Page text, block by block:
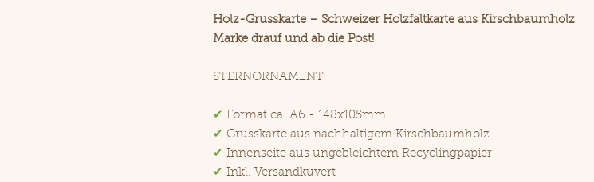
Holz-Grusskarte – Schweizer Holzfaltkarte aus Kirschbaumholz
Marke drauf und ab die Post!
STERNORNAMENT
✔ Format ca. A6 - 148x105mm
✔ Grusskarte aus nachhaltigem Kirschbaumholz
✔ Innenseite aus ungebleichtem Recyclingpapier
✔ Inkl. Versandkuvert